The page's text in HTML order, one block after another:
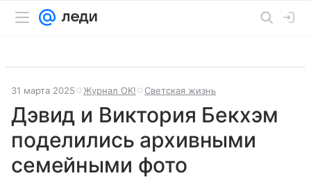
31 марта 2025 Журнал OK! Светская жизнь
Дэвид и Виктория Бекхэм
поделились архивными
семейными фото